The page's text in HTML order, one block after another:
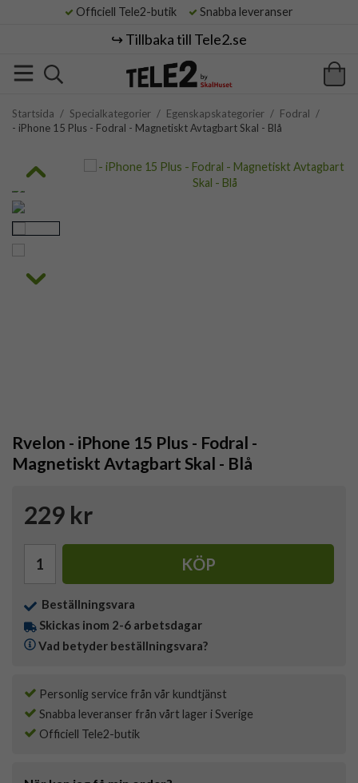
Officiell Tele2-butik Snabba leveranser
↪️ Tillbaka till Tele2.se
Startsida / Specialkategorier / Egenskapskategorier / Fodral /
- iPhone 15 Plus - Fodral - Magnetiskt Avtagbart Skal - Blå
Rvelon - iPhone 15 Plus - Fodral -
Magnetiskt Avtagbart Skal - Blå
229 kr
KÖP
Beställningsvara
Skickas inom 2-6 arbetsdagar
Vad betyder beställningsvara?
Personlig service från vår kundtjänst
Snabba leveranser från vårt lager i Sverige
Officiell Tele2-butik